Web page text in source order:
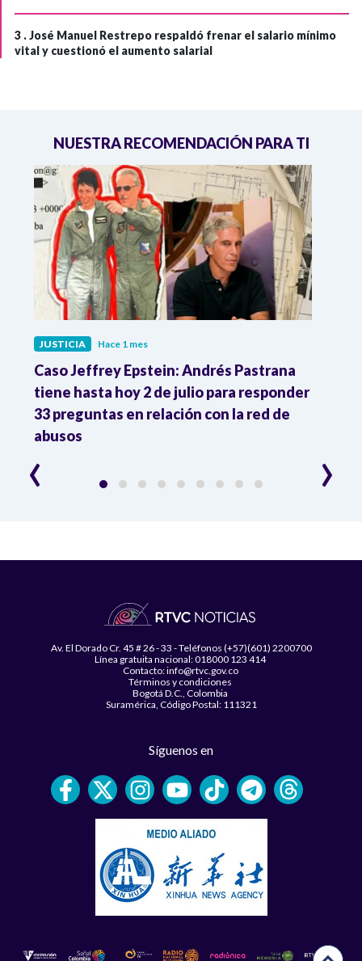
3 .José Manuel Restrepo respaldó frenar el salario mínimo
vital y cuestionó el aumento salarial
NUESTRA RECOMENDACIÓN PARA TI
JUSTICIA Hace 1 mes
Caso Jeffrey Epstein: Andrés Pastrana
tiene hasta hoy 2 de julio para responder
33 preguntas en relación con la red de
abusos
‹ ›
Av. El Dorado Cr. 45 # 26 - 33 - Teléfonos (+57)(601) 2200700
Línea gratuita nacional: 018000 123 414
Contacto: info@rtvc.gov.co
Términos y condiciones
Bogotá D.C., Colombia
Suramérica, Código Postal: 111321
Síguenos en